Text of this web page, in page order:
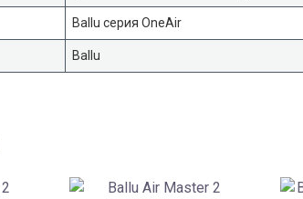
Ballu серия OneAir
Ballu